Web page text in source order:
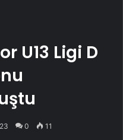
U13 Ligi D
0 11